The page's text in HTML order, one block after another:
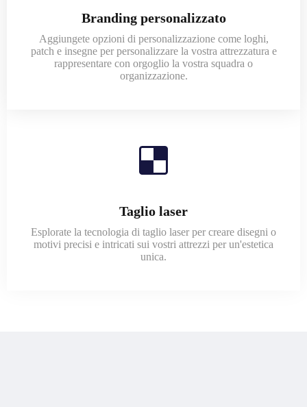
Branding personalizzato
Aggiungete opzioni di personalizzazione come loghi,
patch e insegne per personalizzare la vostra attrezzatura e
rappresentare con orgoglio la vostra squadra o
organizzazione.
Taglio laser
Esplorate la tecnologia di taglio laser per creare disegni o
motivi precisi e intricati sui vostri attrezzi per un'estetica
unica.